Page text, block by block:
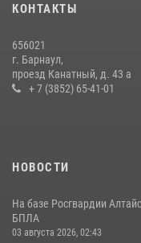
КОНТАКТЫ
656021
г. Барнаул,
проезд Канатный, д. 43 а
+ 7 (3852) 65-41-01
НОВОСТИ
На базе Росгвардии
БПЛА
03 августа 2026, 02:43